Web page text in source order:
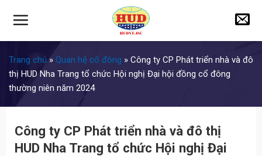
Trang chủ» Quan hệ cổ đông » Công ty CP Phát triển nhà và đô
thị HUD Nha Trang tổ chức Hội nghị Đại hội đồng cổ đông
thường niên năm 2024
Công ty CP Phát triển nhà và đô thị
HUD Nha Trang tổ chức Hội nghị Đại